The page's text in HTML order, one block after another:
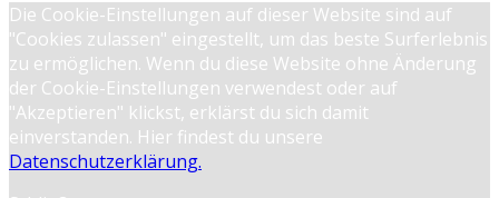
Die Cookie-Einstellungen auf dieser Website sind auf
"Cookies zulassen" eingestellt, um das beste Surferlebnis
zu ermöglichen. Wenn du diese Website ohne Änderung
der Cookie-Einstellungen verwendest oder auf
"Akzeptieren" klickst, erklärst du sich damit
einverstanden. Hier findest du unsere
Datenschutzerklärung.